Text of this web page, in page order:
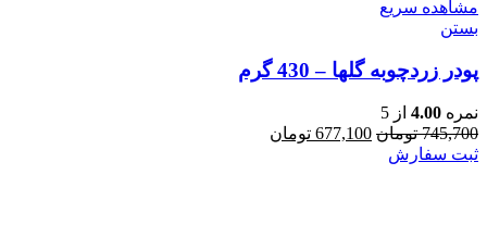
مشاهده سریع
بستن
پودر زردچوبه گلها – 430 گرم
نمره 4.00 از 5
745,700 تومان قیمت
677,100 تومان
ثبت سفارش